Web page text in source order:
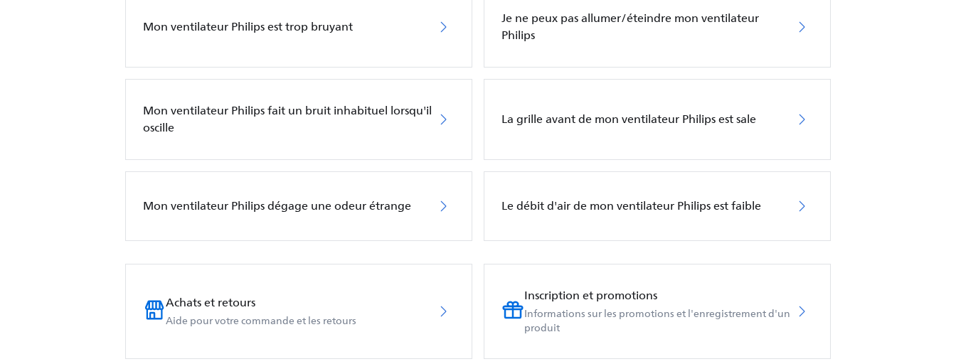
Mon ventilateur Philips est trop bruyant
Je ne peux pas allumer/éteindre mon ventilateur
Philips
Mon ventilateur Philips fait un bruit inhabituel lorsqu'il
oscille
La grille avant de mon ventilateur Philips est sale
Mon ventilateur Philips dégage une odeur étrange Le débit d'air de mon ventilateur Philips est faible
Achats et retours
Aide pour votre commande et les retours
Inscription et promotions
Informations sur les promotions et l'enregistrement d'un
produit